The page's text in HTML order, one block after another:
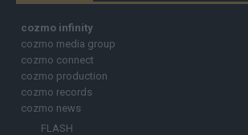
cozmo infinity
cozmo media group
cozmo connect
cozmo production
cozmo records
cozmo news
FLASH